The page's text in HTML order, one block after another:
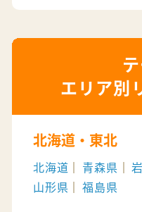
エリア別
北海道・東北
北海道 青森県
山形県
福島県